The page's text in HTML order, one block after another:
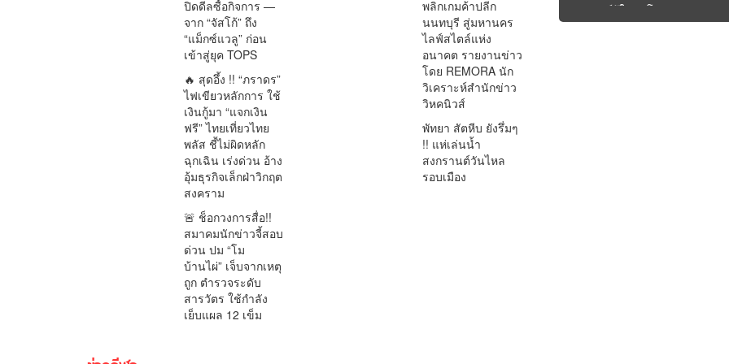
ปิดดีลซื้อกิจการ —
จาก “จัสโก้” ถึง
“แม็กซ์แวลู” ก่อน
เข้าสู่ยุค TOPS
🔥 สุดอึ้ง !! “ภราดร”
ไฟเขียวหลักการ ใช้
เงินกู้มา “แจกเงิน
ฟรี” ไทยเที่ยวไทย
พลัส ชี้ไม่ผิดหลัก
ฉุกเฉิน เร่งด่วน อ้าง
อุ้มธุรกิจเล็กฝ่าวิกฤต
สงคราม
🚨 ช็อกวงการสื่อ!!
สมาคมนักข่าวจี้สอบ
ด่วน ปม “โม
บ้านไผ่” เจ็บจากเหตุ
ถูก ตำรวจระดับ
สารวัตร ใช้กำลัง
เย็บแผล 12 เข็ม
พลิกเกมค้าปลีก
นนทบุรี สู่มหานคร
ไลฟ์สไตล์แห่ง
อนาคต รายงานข่าว
โดย REMORA นัก
วิเคราะห์สำนักข่าว
วิหคนิวส์
พัทยา สัตหีบ ยังรึ่มๆ
!! แห่เล่นน้ำ
สงกรานต์วันไหล
รอบเมือง
“หุ่นยนต์รู้ใจคนโสด” |
รายงานโดย REMORA นัก
จ